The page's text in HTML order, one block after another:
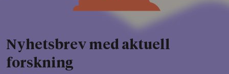
Nyhetsbrev med aktuell
forskning